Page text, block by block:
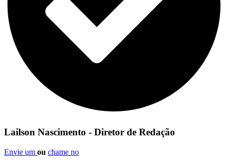
Lailson Nascimento - Diretor de Redação
Envie um ou chame no